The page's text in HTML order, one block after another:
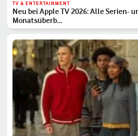
TV & ENTERTAINMENT
Neu bei Apple TV 2026: Alle Serien-
Monatsüberb…